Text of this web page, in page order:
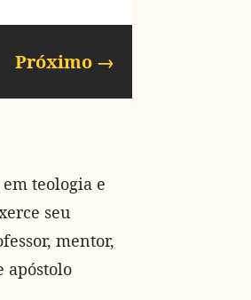
Próximo→
teologia e
seu
mentor,
apóstolo